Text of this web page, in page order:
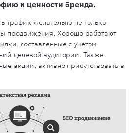
и ценности бренда.
трафик желательно не только
продвижения. Хорошо работают
составленные с учетом
целевой аудитории. Также
акции, активно присутствовать в